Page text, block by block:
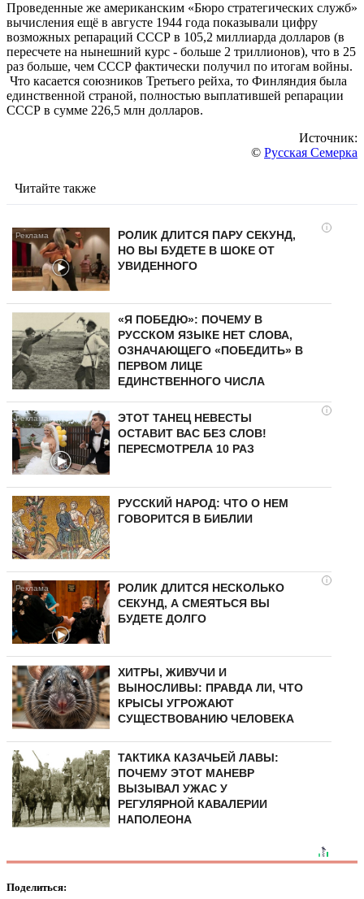
Проведенные же американским «Бюро стратегических служб»
вычисления ещё в августе 1944 года показывали цифру
возможных репараций СССР в 105,2 миллиарда долларов (в
пересчете на нынешний курс - больше 2 триллионов), что в 25
раз больше, чем СССР фактически получил по итогам войны.
Что касается союзников Третьего рейха, то Финляндия была
единственной страной, полностью выплатившей репарации
СССР в сумме 226,5 млн долларов.
Источник:
© Русская Семерка
Читайте также
i
РОЛИК ДЛИТСЯ ПАРУ СЕКУНД,
НО ВЫ БУДЕТЕ В ШОКЕ ОТ
УВИДЕННОГО
«Я ПОБЕДЮ»: ПОЧЕМУ В
РУССКОМ ЯЗЫКЕ НЕТ СЛОВА,
ОЗНАЧАЮЩЕГО «ПОБЕДИТЬ» В
ПЕРВОМ ЛИЦЕ
ЕДИНСТВЕННОГО ЧИСЛА
i
ЭТОТ ТАНЕЦ НЕВЕСТЫ
ОСТАВИТ ВАС БЕЗ СЛОВ!
ПЕРЕСМОТРЕЛА 10 РАЗ
РУССКИЙ НАРОД: ЧТО О НЕМ
ГОВОРИТСЯ В БИБЛИИ
i
РОЛИК ДЛИТСЯ НЕСКОЛЬКО
СЕКУНД, А СМЕЯТЬСЯ ВЫ
БУДЕТЕ ДОЛГО
ХИТРЫ, ЖИВУЧИ И
ВЫНОСЛИВЫ: ПРАВДА ЛИ, ЧТО
КРЫСЫ УГРОЖАЮТ
СУЩЕСТВОВАНИЮ ЧЕЛОВЕКА
ТАКТИКА КАЗАЧЬЕЙ ЛАВЫ:
ПОЧЕМУ ЭТОТ МАНЕВР
ВЫЗЫВАЛ УЖАС У
РЕГУЛЯРНОЙ КАВАЛЕРИИ
НАПОЛЕОНА
Поделиться: